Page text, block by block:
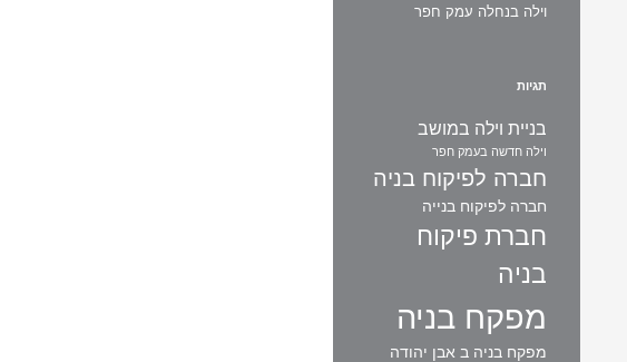
וילה בנחלה עמק חפר
תגיות
בניית וילה במושב
וילה חדשה בעמק חפר
חברה לפיקוח בניה
חברה לפיקוח בנייה
חברת פיקוח
בניה
מפקח בניה
מפקח בניה ב אבן יהודה